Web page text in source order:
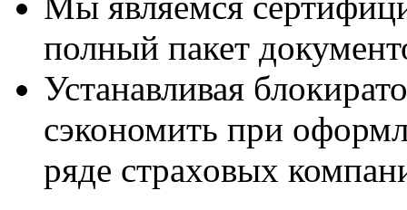
полный пакет
Устанавливая
сэкономить при
ряде страховых